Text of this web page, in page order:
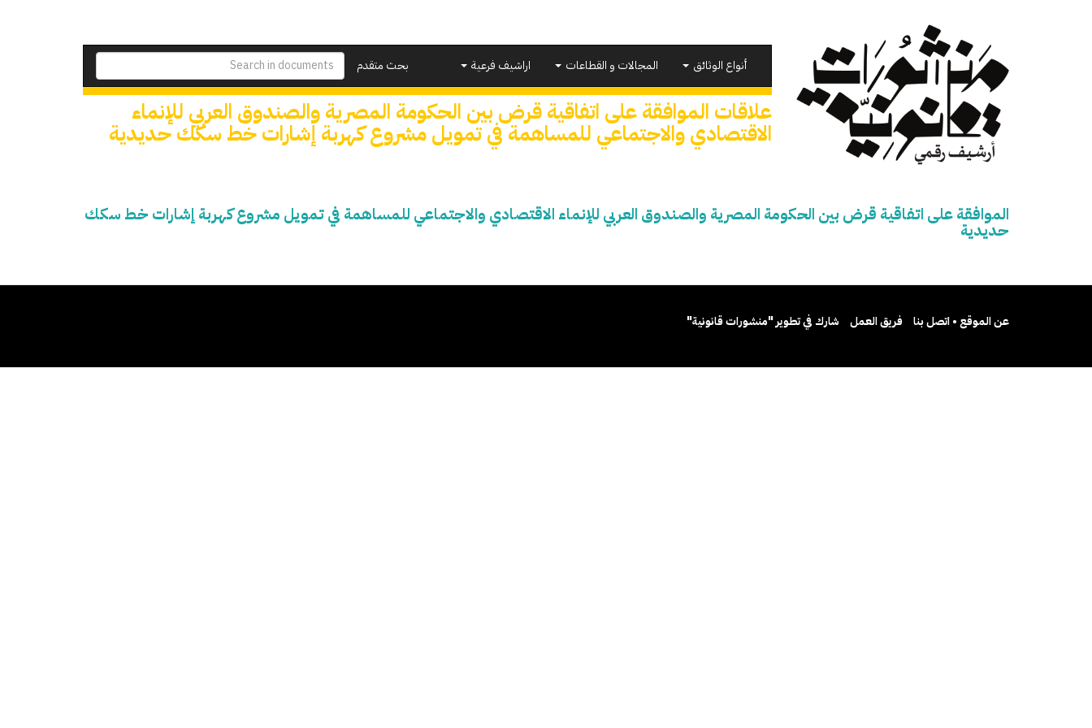
بحث متقدم أنواع الوثائق المجالات و القطاعات اراشيف فرعية
علاقات الموافقة على اتفاقية قرض بين الحكومة المصرية والصندوق العربي للإنماء
الاقتصادي والاجتماعي للمساهمة في تمويل مشروع كهربة إشارات خط سكك حديدية
الموافقة على اتفاقية قرض بين الحكومة المصرية والصندوق العربي للإنماء الاقتصادي والاجتماعي للمساهمة في تمويل مشروع كهربة إشارات خط سكك
حديدية
عن الموقع • اتصل بنا فريق العمل شارك في تطوير "منشورات قانونية"